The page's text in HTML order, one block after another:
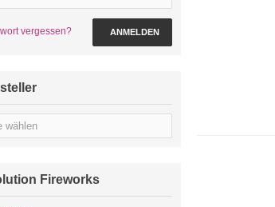
vergessen? ANMELDEN
Fireworks